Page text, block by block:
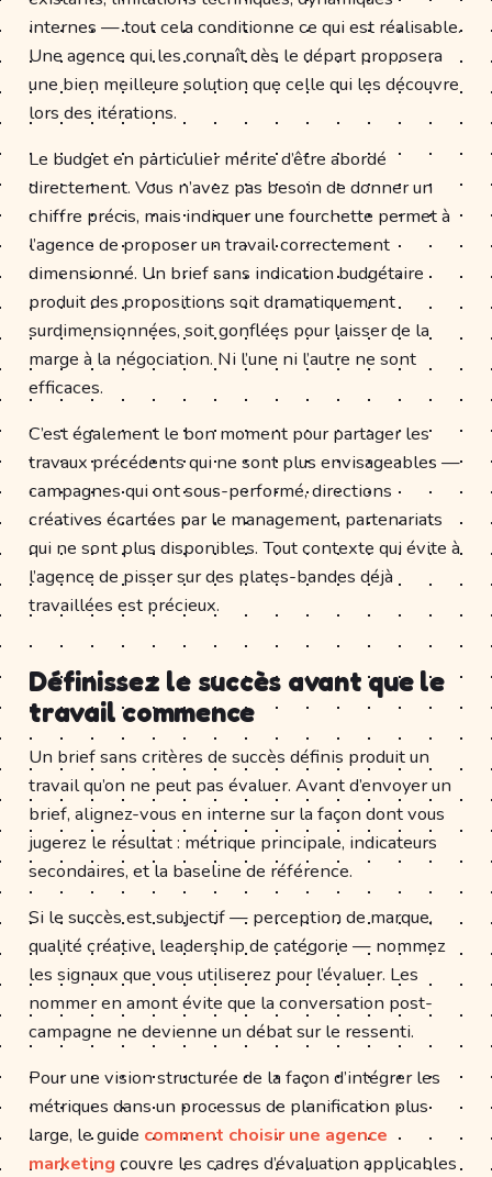
internes — tout cela conditionne ce qui est réalisable.
Une agence qui les connaît dès le départ proposera
une bien meilleure solution que celle qui les découvre
lors des itérations.
Le budget en particulier mérite d’être abordé
directement. Vous n’avez pas besoin de donner un
chiffre précis, mais indiquer une fourchette permet à
l’agence de proposer un travail correctement
dimensionné. Un brief sans indication budgétaire
produit des propositions soit dramatiquement
surdimensionnées, soit gonflées pour laisser de la
marge à la négociation. Ni l’une ni l’autre ne sont
efficaces.
C’est également le bon moment pour partager les
travaux précédents qui ne sont plus envisageables —
campagnes qui ont sous-performé, directions
créatives écartées par le management, partenariats
qui ne sont plus disponibles. Tout contexte qui évite à
l’agence de pisser sur des plates-bandes déjà
travaillées est précieux.
Définissez le succès avant que le
travail commence
Un brief sans critères de succès définis produit un
travail qu’on ne peut pas évaluer. Avant d’envoyer un
brief, alignez-vous en interne sur la façon dont vous
jugerez le résultat : métrique principale, indicateurs
secondaires, et la baseline de référence.
Si le succès est subjectif — perception de marque,
qualité créative, leadership de catégorie — nommez
les signaux que vous utiliserez pour l’évaluer. Les
nommer en amont évite que la conversation post-
campagne ne devienne un débat sur le ressenti.
Pour une vision structurée de la façon d’intégrer les
métriques dans un processus de planification plus
large, le guide comment choisir une agence
marketing couvre les cadres d’évaluation applicables